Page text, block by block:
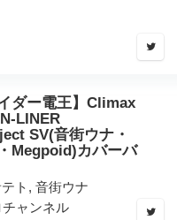
ダー電王】Climax
LINER
SV(音街ウナ・
Megpoid)カバーバ
ト, 音街ウナ
ャンネル